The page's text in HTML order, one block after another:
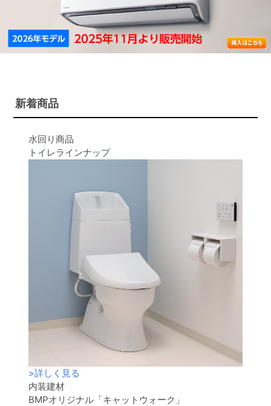
新着商品
水回り商品
トイレラインナップ
>詳しく見る
内装建材
BMPオリジナル「キャットウォーク」